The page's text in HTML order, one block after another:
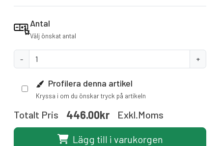
Antal
Välj önskat antal
- +
Profilera denna artikel
Kryssa i om du önskar tryck på artikeln
Totalt Pris 446.00kr Exkl.moms
Lägg till i varukorgen